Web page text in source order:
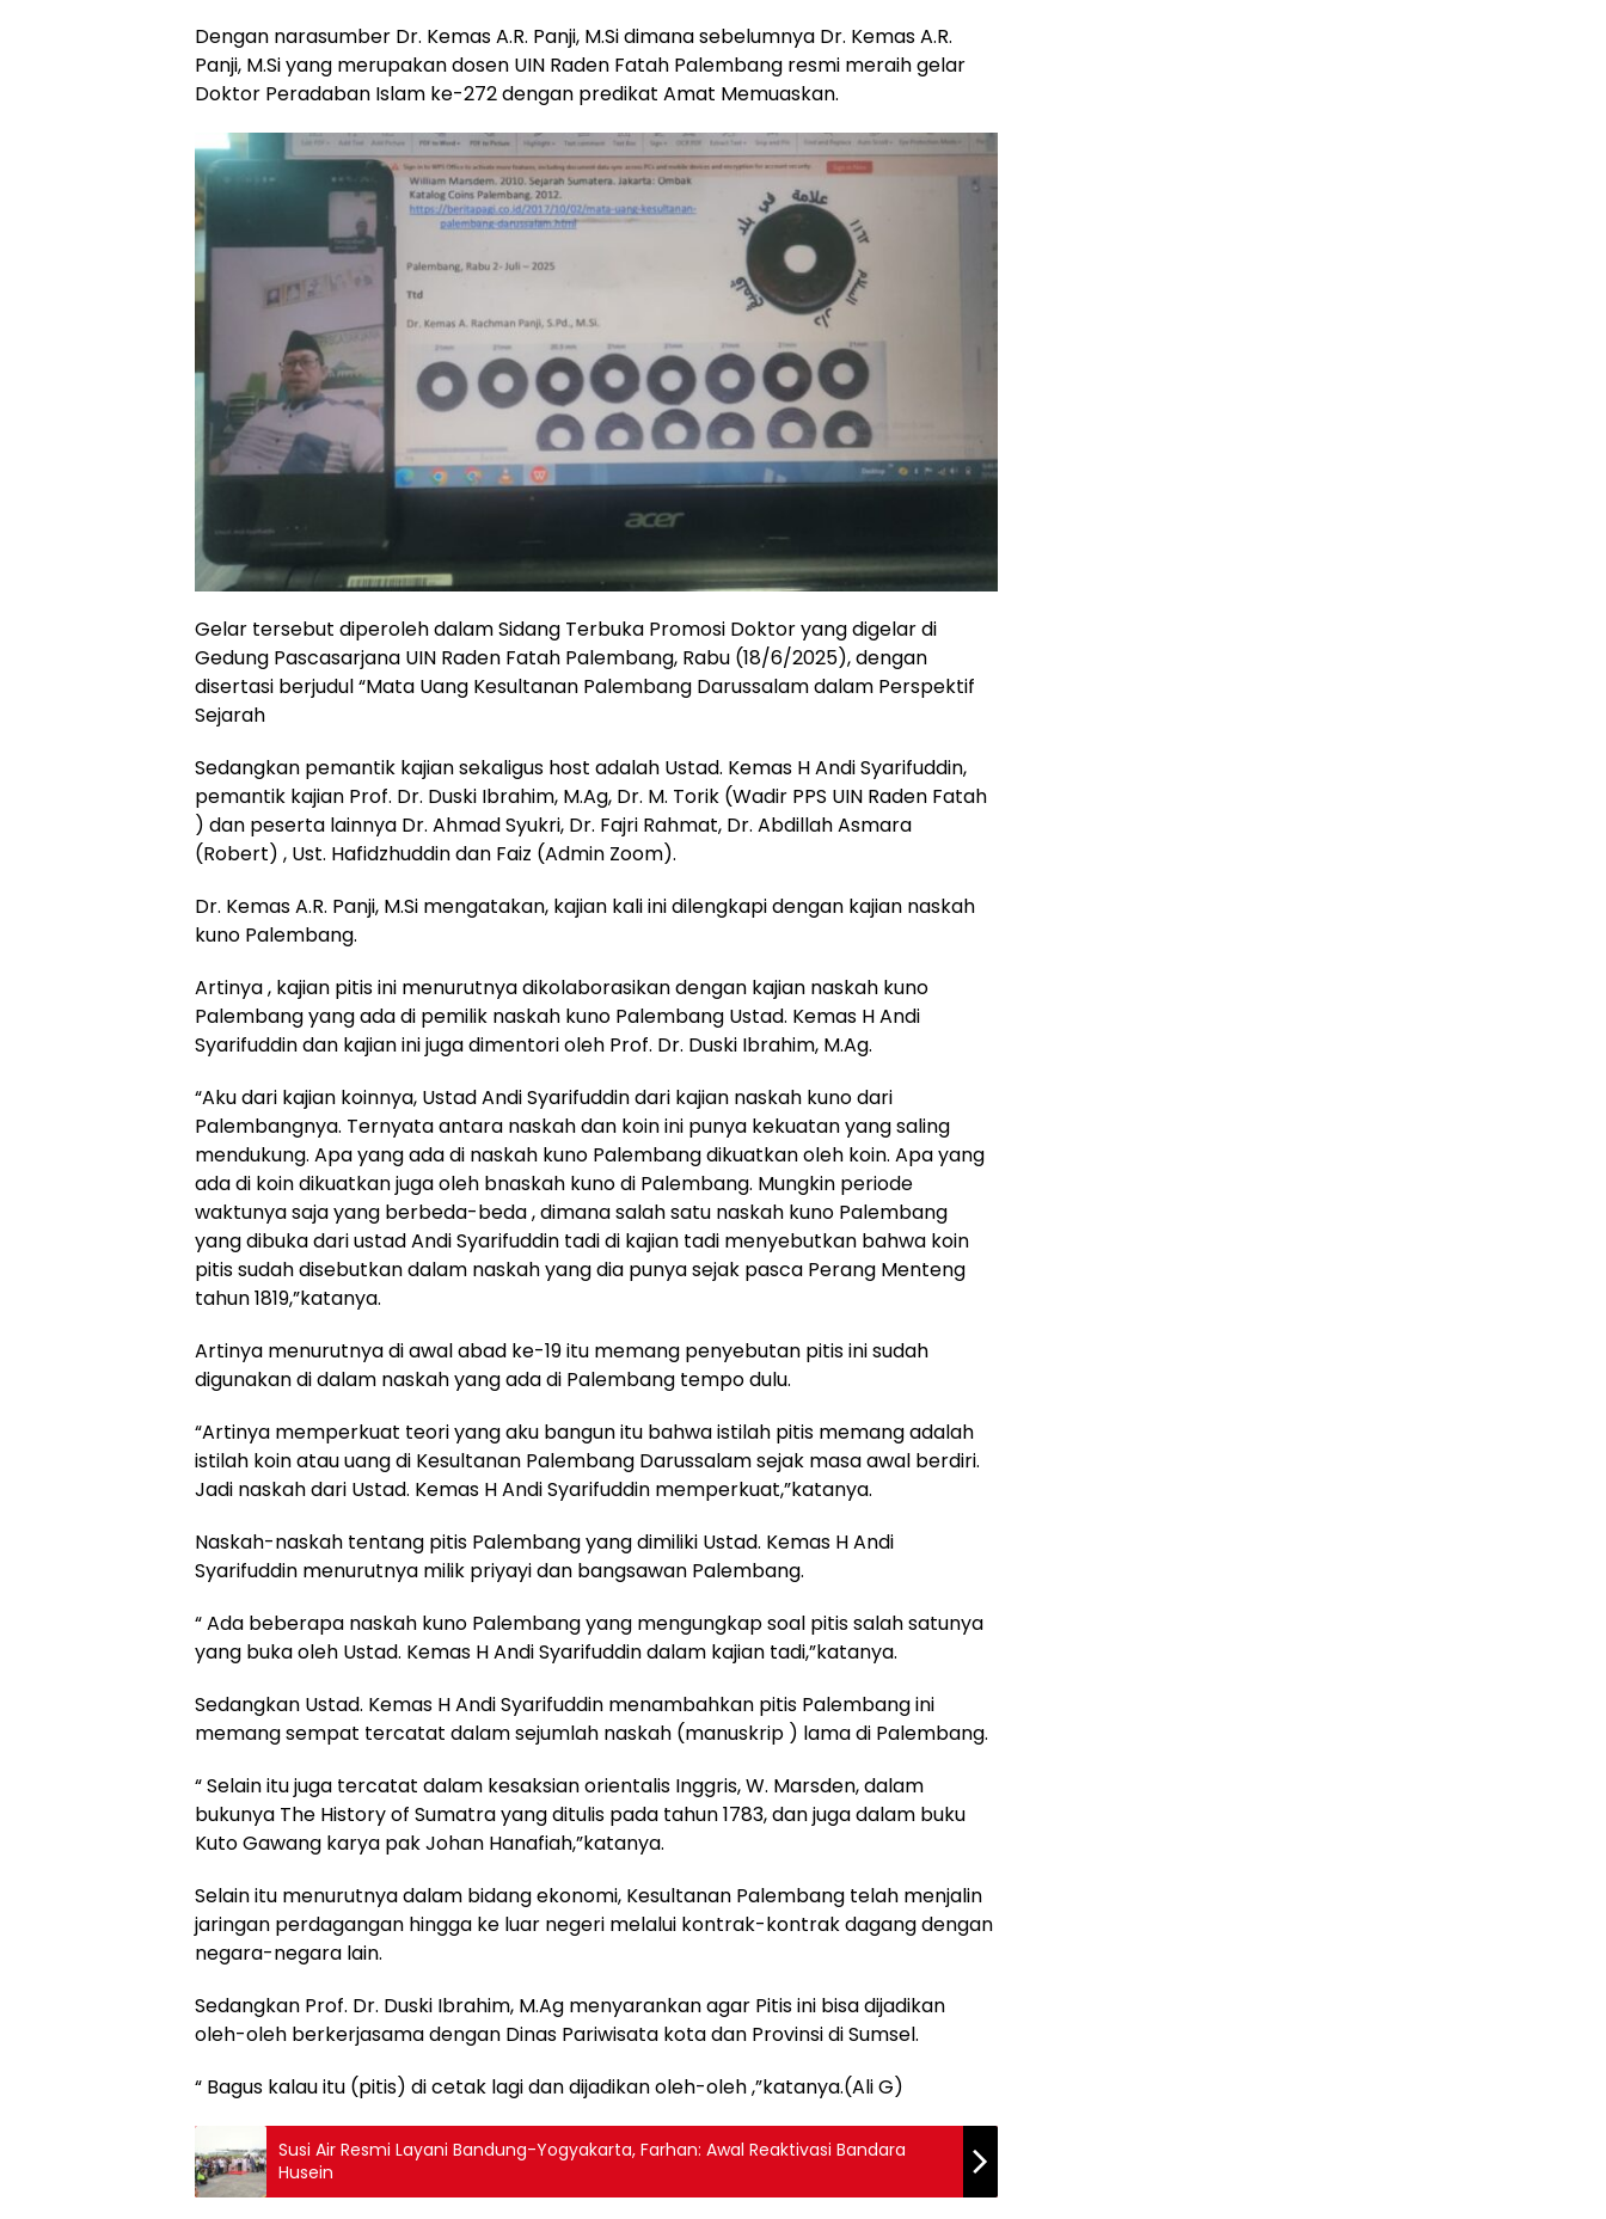
Dengan narasumber Dr. Kemas A.R. Panji, M.Si dimana sebelumnya Dr. Kemas A.R.
Panji, M.Si yang merupakan dosen UIN Raden Fatah Palembang resmi meraih gelar
Doktor Peradaban Islam ke-272 dengan predikat Amat Memuaskan.
Gelar tersebut diperoleh dalam Sidang Terbuka Promosi Doktor yang digelar di
Gedung Pascasarjana UIN Raden Fatah Palembang, Rabu (18/6/2025), dengan
disertasi berjudul “Mata Uang Kesultanan Palembang Darussalam dalam Perspektif
Sejarah
Sedangkan pemantik kajian sekaligus host adalah Ustad. Kemas H Andi Syarifuddin,
pemantik kajian Prof. Dr. Duski Ibrahim, M.Ag, Dr. M. Torik (Wadir PPS UIN Raden Fatah
) dan peserta lainnya Dr. Ahmad Syukri, Dr. Fajri Rahmat, Dr. Abdillah Asmara
(Robert) , Ust. Hafidzhuddin dan Faiz (Admin Zoom).
Dr. Kemas A.R. Panji, M.Si mengatakan, kajian kali ini dilengkapi dengan kajian naskah
kuno Palembang.
Artinya , kajian pitis ini menurutnya dikolaborasikan dengan kajian naskah kuno
Palembang yang ada di pemilik naskah kuno Palembang Ustad. Kemas H Andi
Syarifuddin dan kajian ini juga dimentori oleh Prof. Dr. Duski Ibrahim, M.Ag.
“Aku dari kajian koinnya, Ustad Andi Syarifuddin dari kajian naskah kuno dari
Palembangnya. Ternyata antara naskah dan koin ini punya kekuatan yang saling
mendukung. Apa yang ada di naskah kuno Palembang dikuatkan oleh koin. Apa yang
ada di koin dikuatkan juga oleh bnaskah kuno di Palembang. Mungkin periode
waktunya saja yang berbeda-beda , dimana salah satu naskah kuno Palembang
yang dibuka dari ustad Andi Syarifuddin tadi di kajian tadi menyebutkan bahwa koin
pitis sudah disebutkan dalam naskah yang dia punya sejak pasca Perang Menteng
tahun 1819,”katanya.
Artinya menurutnya di awal abad ke-19 itu memang penyebutan pitis ini sudah
digunakan di dalam naskah yang ada di Palembang tempo dulu.
“Artinya memperkuat teori yang aku bangun itu bahwa istilah pitis memang adalah
istilah koin atau uang di Kesultanan Palembang Darussalam sejak masa awal berdiri.
Jadi naskah dari Ustad. Kemas H Andi Syarifuddin memperkuat,”katanya.
Naskah-naskah tentang pitis Palembang yang dimiliki Ustad. Kemas H Andi
Syarifuddin menurutnya milik priyayi dan bangsawan Palembang.
“ Ada beberapa naskah kuno Palembang yang mengungkap soal pitis salah satunya
yang buka oleh Ustad. Kemas H Andi Syarifuddin dalam kajian tadi,”katanya.
Sedangkan Ustad. Kemas H Andi Syarifuddin menambahkan pitis Palembang ini
memang sempat tercatat dalam sejumlah naskah (manuskrip ) lama di Palembang.
“ Selain itu juga tercatat dalam kesaksian orientalis Inggris, W. Marsden, dalam
bukunya The History of Sumatra yang ditulis pada tahun 1783, dan juga dalam buku
Kuto Gawang karya pak Johan Hanafiah,”katanya.
Selain itu menurutnya dalam bidang ekonomi, Kesultanan Palembang telah menjalin
jaringan perdagangan hingga ke luar negeri melalui kontrak-kontrak dagang dengan
negara-negara lain.
Sedangkan Prof. Dr. Duski Ibrahim, M.Ag menyarankan agar Pitis ini bisa dijadikan
oleh-oleh berkerjasama dengan Dinas Pariwisata kota dan Provinsi di Sumsel.
“ Bagus kalau itu (pitis) di cetak lagi dan dijadikan oleh-oleh ,”katanya.(Ali G)
Susi Air Resmi Layani Bandung-Yogyakarta, Farhan: Awal Reaktivasi Bandara
Husein